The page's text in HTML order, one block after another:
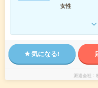
女性
気になる!
派遣会社